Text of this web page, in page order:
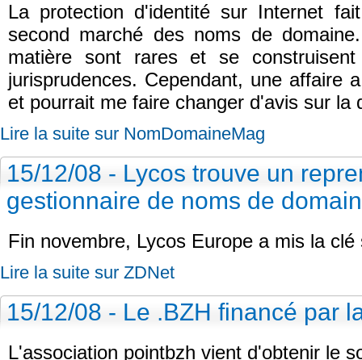
La protection d'identité sur Internet
second marché des noms de
matière sont rares et se
jurisprudences. Cependant, une affaire
et pourrait me faire changer d'avis sur la
Lire la suite sur NomDomaineMag
15/12/08 - Lycos trouve un
gestionnaire de noms de
Fin novembre, Lycos Europe a mis la
Lire la suite sur ZDNet
15/12/08 - Le .BZH financé par
L'association pointbzh vient d'obtenir le